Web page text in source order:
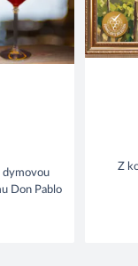
dymovou
Don Pablo
Z